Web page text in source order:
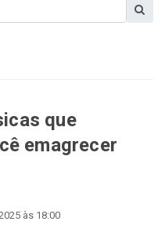
que
emagrecer
às 18:00